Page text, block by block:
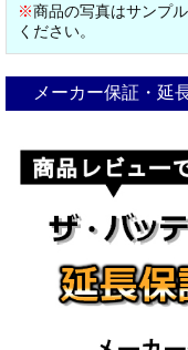
※商品の写真はサンプ
ください。
メーカー保証・延